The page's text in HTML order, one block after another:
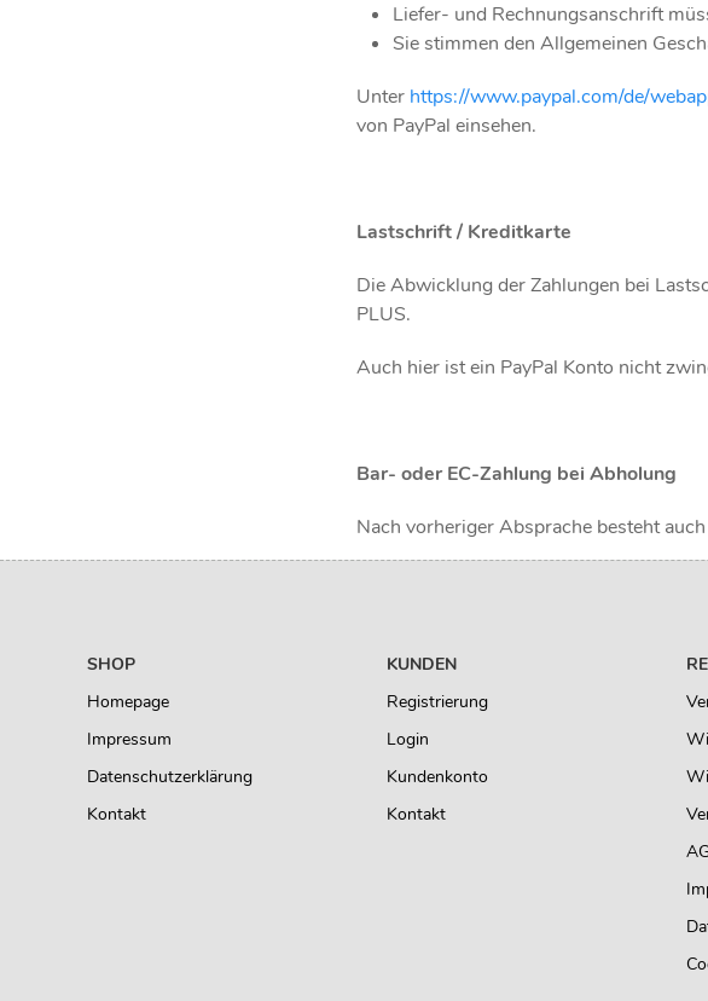
Liefer- und Rechnungsanschrift
Sie stimmen den Allgemeinen
Unter https://www.paypal.com/de/
von PayPal einsehen.
Lastschrift / Kreditkarte
Die Abwicklung der Zahlungen bei
PLUS.
Auch hier ist ein PayPal Konto nicht
Bar- oder EC-Zahlung bei Abholung
Nach vorheriger Absprache besteht
SHOP
Homepage
Impressum
Datenschutzerklärung
Kontakt
KUNDEN
Registrierung
Login
Kundenkonto
Kontakt